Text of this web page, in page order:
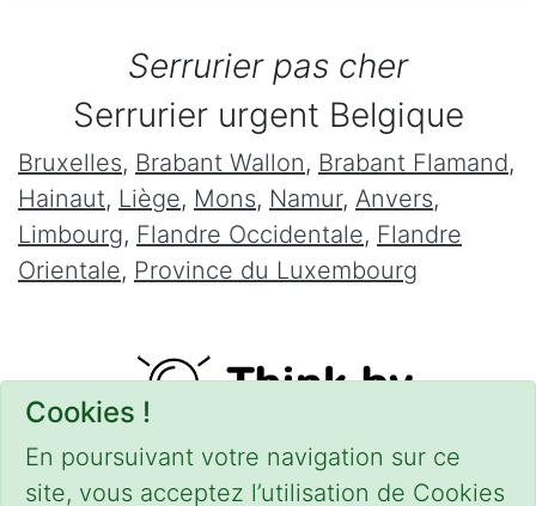
Cookies !
En poursuivant votre navigation sur ce
site, vous acceptez l’utilisation de Cookies
Serrurier pas cher
Serrurier urgent Belgique
Bruxelles, Brabant Wallon, Brabant Flamand,
Hainaut, Liège, Mons, Namur, Anvers,
Limbourg, Flandre Occidentale, Flandre
Orientale, Province du Luxembourg